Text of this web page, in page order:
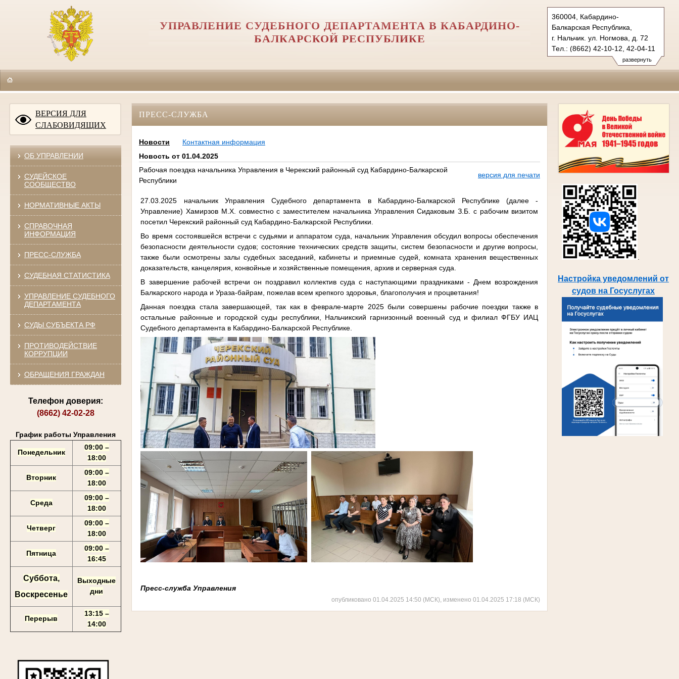
развернуть
360004, Кабардино-
Балкарская Республика,
г. Нальчик. ул. Ногмова, д. 72
Тел.: (8662) 42-10-12, 42-04-11
usd.kbr@sudrf.ru
УПРАВЛЕНИЕ СУДЕБНОГО ДЕПАРТАМЕНТА В КАБАРДИНО-
БАЛКАРСКОЙ РЕСПУБЛИКЕ
ВЕРСИЯ ДЛЯ
СЛАБОВИДЯЩИХ
ОБ УПРАВЛЕНИИ
СУДЕЙСКОЕ
СООБЩЕСТВО
НОРМАТИВНЫЕ АКТЫ
СПРАВОЧНАЯ
ИНФОРМАЦИЯ
ПРЕСС-СЛУЖБА
СУДЕБНАЯ СТАТИСТИКА
УПРАВЛЕНИЕ СУДЕБНОГО
ДЕПАРТАМЕНТА
СУДЫ СУБЪЕКТА РФ
ПРОТИВОДЕЙСТВИЕ
КОРРУПЦИИ
ОБРАЩЕНИЯ ГРАЖДАН
Телефон доверия:
(8662) 42-02-28
График работы Управления
Понедельник
09:00 –
18:00
Вторник
09:00 –
18:00
Среда
09:00 –
18:00
Четверг
09:00 –
18:00
Пятница
09:00 –
16:45
Суббота,
Воскресенье
Выходные
дни
Перерыв
13:15 –
14:00
Настройка уведомлений от
судов на Госуслугах
ПРЕСС-СЛУЖБА
Новости
Контактная информация
Новость от 01.04.2025
Рабочая поездка начальника Управления в Черекский районный суд Кабардино-Балкарской
Республики
версия для печати
27.03.2025 начальник Управления Судебного департамента в Кабардино-Балкарской Республике (далее -
Управление) Хамирзов М.Х. совместно с заместителем начальника Управления Сидаковым З.Б. с рабочим визитом
посетил Черекский районный суд Кабардино-Балкарской Республики.
Во время состоявшейся встречи с судьями и аппаратом суда, начальник Управления обсудил вопросы обеспечения
безопасности деятельности судов; состояние технических средств защиты, систем безопасности и другие вопросы,
также были осмотрены залы судебных заседаний, кабинеты и приемные судей, комната хранения вещественных
доказательств, канцелярия, конвойные и хозяйственные помещения, архив и серверная суда.
В завершение рабочей встречи он поздравил коллектив суда с наступающими праздниками - Днем возрождения
Балкарского народа и Ураза-байрам, пожелав всем крепкого здоровья, благополучия и процветания!
Данная поездка стала завершающей, так как в феврале-марте 2025 были совершены рабочие поездки также в
остальные районные и городской суды республики, Нальчикский гарнизонный военный суд и филиал ФГБУ ИАЦ
Судебного департамента в Кабардино-Балкарской Республике.
Пресс-служба Управления
опубликовано 01.04.2025 14:50 (МСК), изменено 01.04.2025 17:18 (МСК)